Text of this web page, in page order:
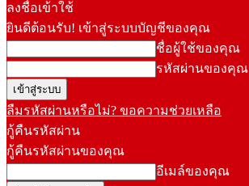
ลงชื่อเข้าใช้
ยินดีต้อนรับ! เข้าสู่ระบบบัญชีของคุณ
ชื่อผู้ใช้ของคุณ
รหัสผ่านของคุณ
ลืมรหัสผ่านหรือไม่? ขอความช่วยเหลือ
กู้คืนรหัสผ่าน
กู้คืนรหัสผ่านของคุณ
อีเมล์ของคุณ